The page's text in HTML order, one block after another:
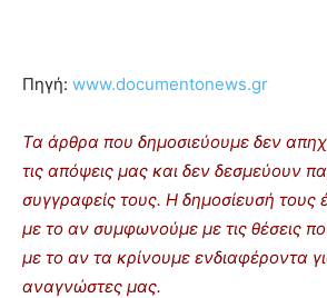
Πηγή: www.documentonews.gr
Τα άρθρα που δημοσιεύουμε δεν
τις απόψεις μας και δεν δεσμεύουν
συγγραφείς τους. Η δημοσίευσή τους
με το αν συμφωνούμε με τις θέσεις
με το αν τα κρίνουμε ενδιαφέροντα
αναγνώστες μας.